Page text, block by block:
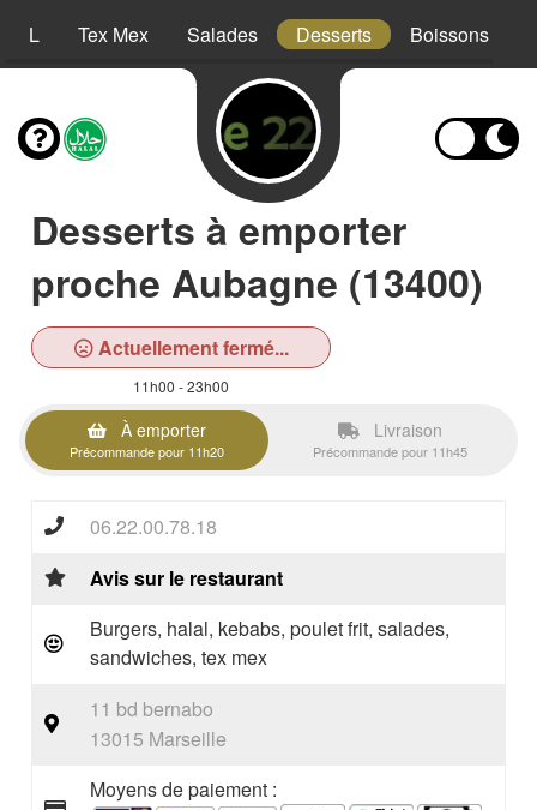
XXL Tex Mex Salades Desserts Boissons
Desserts à emporter
proche Aubagne (13400)
Actuellement fermé...
11h00 - 23h00
À emporter
Précommande pour 11h20
Livraison
Précommande pour 11h45
06.22.00.78.18
Avis sur le restaurant
Burgers, halal, kebabs, poulet frit, salades,
sandwiches, tex mex
11 bd bernabo
13015 Marseille
Moyens de paiement :